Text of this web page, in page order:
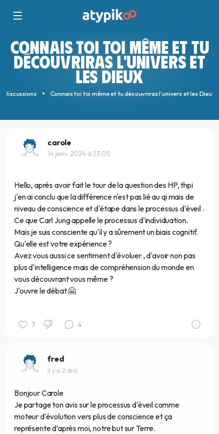
CONNAIS TOI TOI MÊME ET TU
DÉCOUVRIRAS L'UNIVERS ET
LES DIEUX
Discussions Connais toi toi même et tu découvriras l'univers et les Dieux
carole
14 janv. 2024 à 23:05
Hello, après avoir fait le tour de la question des HP, thpi
j'en ai conclu que la différence n'est pas lié au qi mais de
niveau de conscience et d'étape dans le processus d'éveil .
Ce que Carl Jung appelle le processus d'individuation.
Mais je suis consciente qu'il y a sûrement un biais cognitif.
Qu'elle est votre expérience ?
Avez vous aussi ce sentiment d'évoluer , d'avoir non pas
plus d'intelligence mais de compréhension du monde en
vous découvrant vous même ?
J'ouvre le débat 🤗
7 4
fred
il y a 2 ans
Bonjour Carole
Je partage ton avis sur le processus d'éveil comme
moteur d'évolution vers plus de conscience et ça
représente d’après moi, notre but sur Terre.